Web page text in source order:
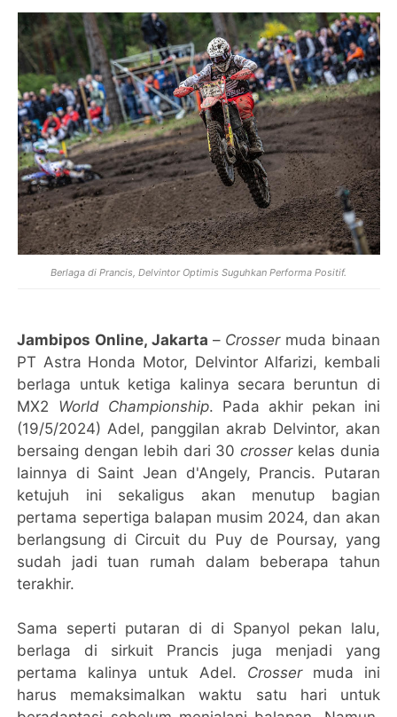
Berlaga di Prancis, Delvintor Optimis Suguhkan Performa Positif.
Jambipos Online, Jakarta – Crossermuda binaan
PT Astra Honda Motor, Delvintor Alfarizi, kembali
berlaga untuk ketiga kalinya secara beruntun di
MX2 World Championship. Pada akhir pekan ini
(19/5/2024) Adel, panggilan akrab Delvintor, akan
bersaing dengan lebih dari 30crosserkelas dunia
lainnya di Saint Jean d'Angely, Prancis. Putaran
ketujuh ini sekaligus akan menutup bagian
pertama sepertiga balapan musim 2024, dan akan
berlangsung di Circuit du Puy de Poursay, yang
sudah jadi tuan rumah dalam beberapa tahun
terakhir.
Sama seperti putaran di di Spanyol pekan lalu,
berlaga di sirkuit Prancis juga menjadi yang
pertama kalinya untuk Adel. Crosser muda ini
harus memaksimalkan waktu satu hari untuk